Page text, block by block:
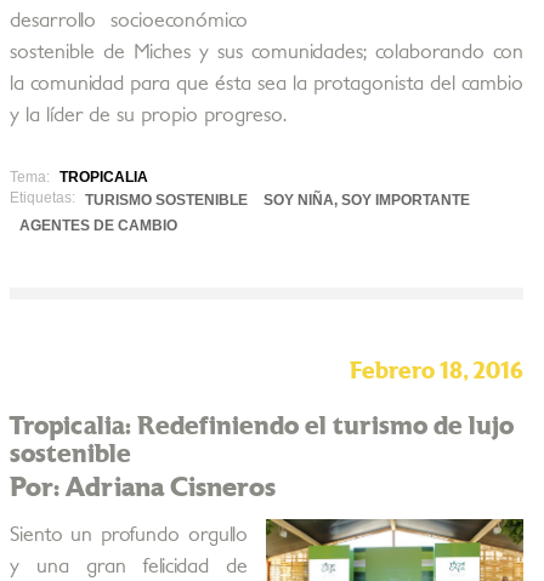
desarrollo socioeconómico
sostenible de Miches y sus comunidades; colaborando con
la comunidad para que ésta sea la protagonista del cambio
y la líder de su propio progreso.
Tema:
TROPICALIA
Etiquetas:
TURISMO SOSTENIBLE
SOY NIÑA, SOY IMPORTANTE
AGENTES DE CAMBIO
Febrero 18, 2016
Tropicalia: Redefiniendo el turismo de lujo
sostenible
Por: Adriana Cisneros
Siento un profundo orgullo
y una gran felicidad de